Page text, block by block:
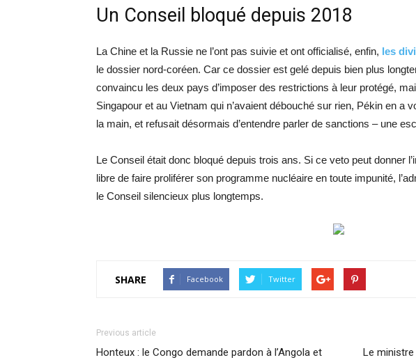
Un Conseil bloqué depuis 2018
La Chine et la Russie ne l’ont pas suivie et ont officialisé, enfin, les
le dossier nord-coréen. Car ce dossier est gelé depuis bien plus
convaincu les deux pays d’imposer des restrictions à leur protégé,
Singapour et au Vietnam qui n’avaient débouché sur rien, Pékin en a
la main, et refusait désormais d’entendre parler de sanctions – une
Le Conseil était donc bloqué depuis trois ans. Si ce veto peut donner
libre de faire proliférer son programme nucléaire en toute impunité,
le Conseil silencieux plus longtemps.
SHARE Facebook Twitter
Previous article
Honteux : le Congo demande pardon à l’Angola et
Le